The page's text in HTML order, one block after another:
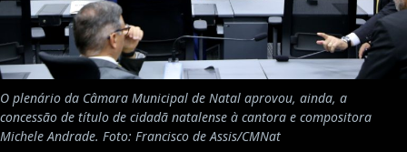
O plenário da Câmara Municipal de Natal aprovou, ainda, a
concessão de título de cidadã natalense à cantora e compositora
Michele Andrade. Foto: Francisco de Assis/CMNat